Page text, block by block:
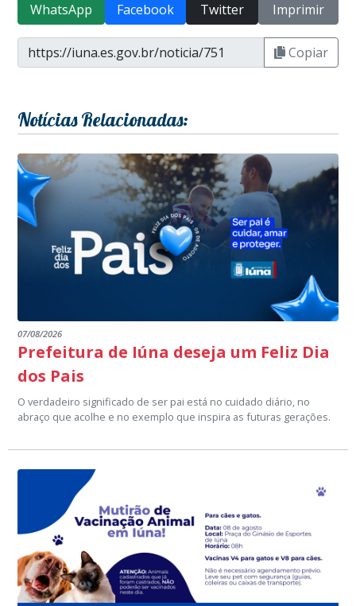
WhatsApp Facebook Twitter Imprimir
Copiar
Notícias Relacionadas:
07/08/2026
Prefeitura de Iúna deseja um Feliz Dia
dos Pais
O verdadeiro significado de ser pai está no cuidado diário, no
abraço que acolhe e no exemplo que inspira as futuras gerações.
nossa cidade com amor e dedicação.
Que este dia seja repleto de união, alegria e momentos
inesquecíveis em família.
Setor de Comunicação Institucional
comunicacao@iuna.es.gov.br